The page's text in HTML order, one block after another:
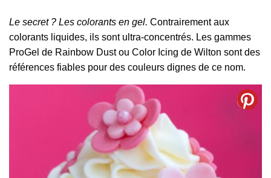
Le secret ? Les colorants en gel. Contrairement aux
colorants liquides, ils sont ultra-concentrés. Les gammes
ProGel de Rainbow Dust ou Color Icing de Wilton sont des
références fiables pour des couleurs dignes de ce nom.